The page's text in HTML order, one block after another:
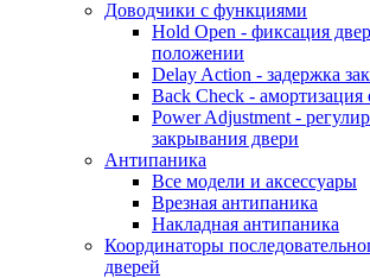
Доводчики с функциями
Hold Open - фиксация
положении
Delay Action - задержка
Back Check -
Power Adjustment -
закрывания двери
Антипаника
Все модели и аксессуары
Врезная антипаника
Накладная антипаника
Координаторы
дверей